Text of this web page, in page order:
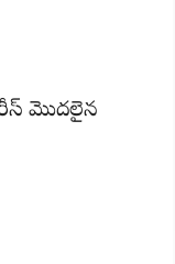
మొదలైన